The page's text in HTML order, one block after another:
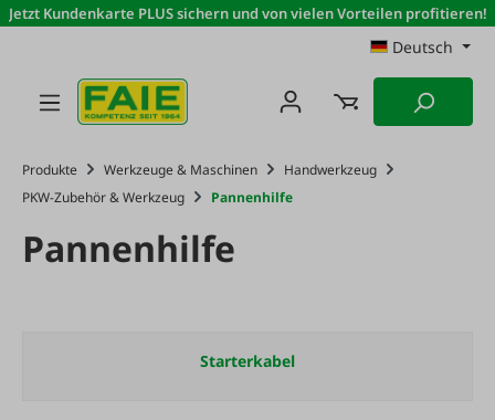
Zum Hauptinhalt springen
Jetzt Kundenkarte PLUS sichern und von vielen Vorteilen profitieren!
Deutsch
Produkte Werkzeuge & Maschinen
Handwerkzeug
PKW-Zubehör & Werkzeug
Pannenhilfe
Pannenhilfe
Starterkabel